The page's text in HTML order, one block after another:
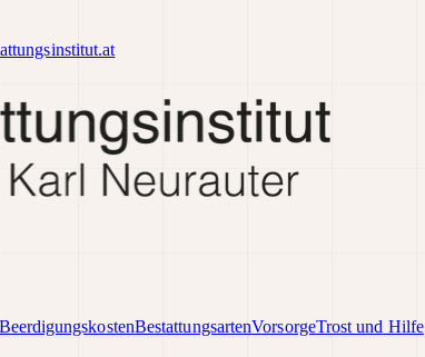
BeerdigungskostenBestattungsartenVorsorgeTrost und Hilfe